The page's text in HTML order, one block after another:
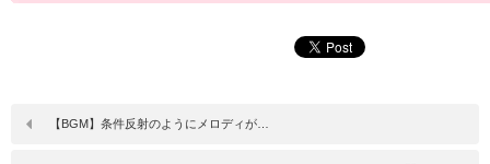
【BGM】条件反射のようにメロディが…